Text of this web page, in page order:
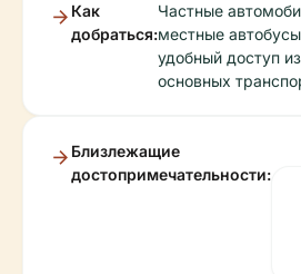
Как
добраться:
Частные
местные
удобный доступ
основных
Близлежащие
достопримечательности: